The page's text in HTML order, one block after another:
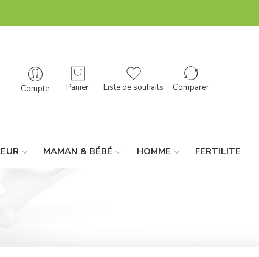
Compte Panier Liste de souhaits Comparer
MAMAN & BÉBÉ HOMME FERTILITE